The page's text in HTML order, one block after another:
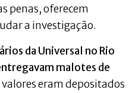
penas, oferecem
a investigação.
da Universal no Rio
malotes de
valores eram depositados